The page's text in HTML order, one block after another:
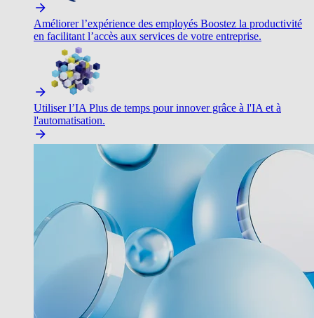
Améliorer l’expérience des employés Boostez la productivité
en facilitant l’accès aux services de votre entreprise.
Utiliser l’IA Plus de temps pour innover grâce à l'IA et à
l'automatisation.